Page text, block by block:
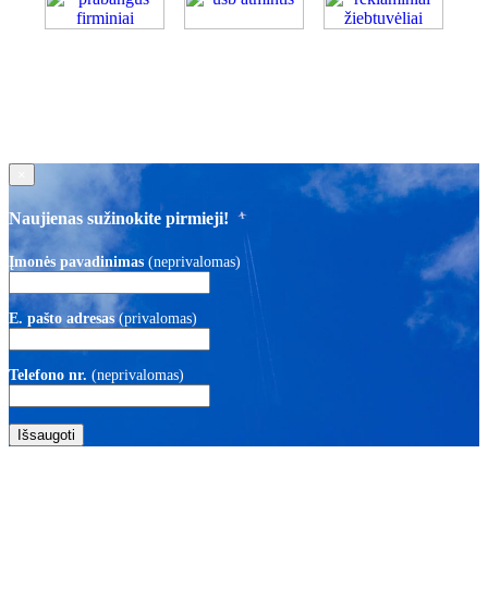
Naujienas sužinokite pirmieji!
Įmonės pavadinimas (neprivalomas)
E. pašto adresas (privalomas)
Telefono nr. (neprivalomas)